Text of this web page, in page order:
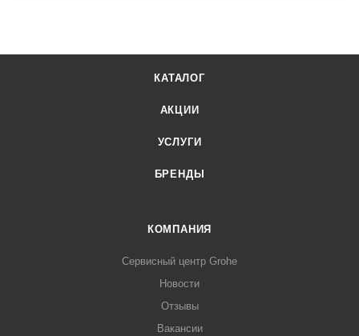
КАТАЛОГ
АКЦИИ
УСЛУГИ
БРЕНДЫ
КОМПАНИЯ
Сервисный центр Grohe
Новости
Отзывы
Вакансии